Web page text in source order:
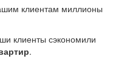
клиентам миллионы
клиенты сэкономили
.